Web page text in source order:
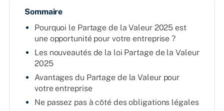
Sommaire
Pourquoi le Partage de la Valeur 2025 est
une opportunité pour votre entreprise ?
Les nouveautés de la loi Partage de la Valeur
2025
Avantages du Partage de la Valeur pour
votre entreprise
Ne passez pas à côté des obligations légales